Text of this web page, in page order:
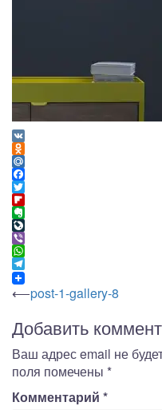
VK
Odnoklassniki
Mail.Ru
Facebook
Twitter
Flipboard
Evernote
LiveJournal
Viber
WhatsApp
Telegram
Навигация
по
записям
⟵post-1-gallery-8
Добавить
Ваш адрес email не
поля помечены *
Комментарий *